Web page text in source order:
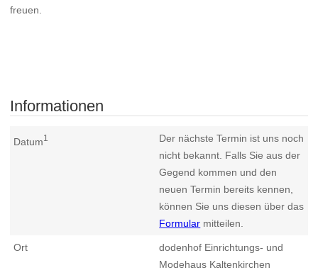
freuen.
Informationen
Datum1
Der nächste Termin ist uns noch
nicht bekannt. Falls Sie aus der
Gegend kommen und den
neuen Termin bereits kennen,
können Sie uns diesen über das
Formular mitteilen.
Ort
dodenhof Einrichtungs- und
Modehaus Kaltenkirchen